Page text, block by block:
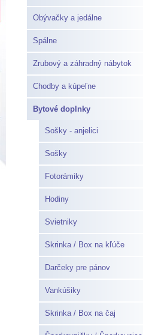
Obývačky a jedálne
Spálne
Zrubový a záhradný nábytok
Chodby a kúpeľne
Bytové doplnky
Sošky - anjelici
Sošky
Fotorámiky
Hodiny
Svietniky
Skrinka / Box na kľúče
Darčeky pre pánov
Vankúšiky
Skrinka / Box na čaj